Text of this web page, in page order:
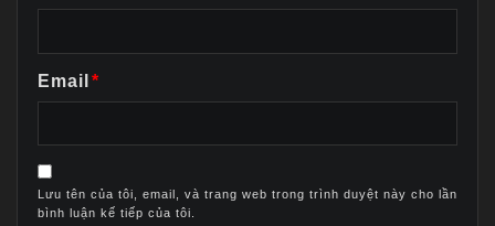
Email *
Lưu tên của tôi, email, và trang web trong trình duyệt này cho lần
bình luận kế tiếp của tôi.